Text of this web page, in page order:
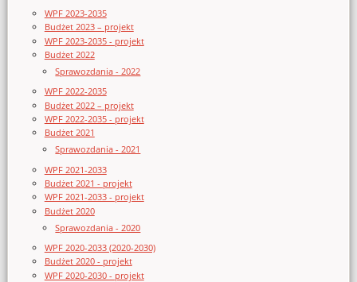
WPF 2023-2035
Budżet 2023 – projekt
WPF 2023-2035 - projekt
Budżet 2022
Sprawozdania - 2022
WPF 2022-2035
Budżet 2022 – projekt
WPF 2022-2035 - projekt
Budżet 2021
Sprawozdania - 2021
WPF 2021-2033
Budżet 2021 - projekt
WPF 2021-2033 - projekt
Budżet 2020
Sprawozdania - 2020
WPF 2020-2033 (2020-2030)
Budżet 2020 - projekt
WPF 2020-2030 - projekt